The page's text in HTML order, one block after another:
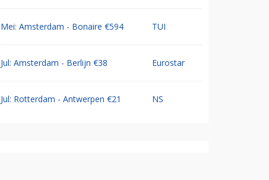
Mei: Amsterdam - Bonaire €594 TUI
Jul: Amsterdam - Berlijn €38 Eurostar
Jul: Rotterdam - Antwerpen €21 NS